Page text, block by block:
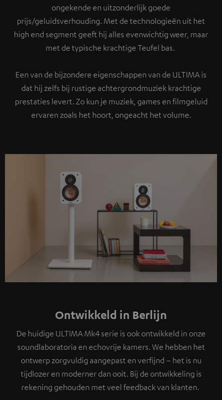
ongekende en uitzonderlijk goede
prijs/geluidsverhouding. Met de technologieën uit het
high end segment geeft hij alles evenwichtig weer, maar
met de typische krachtige Teufel bas.
Een van de bijzondere eigenschappen van de ULTIMA is
dat hij zelfs bij rustige achtergrondmuziek krachtige
prestaties levert. Zo kun je muziek, games en filmgeluid
ervaren zoals het hoort, ongeacht het volume.
Ontwikkeld in Berlijn
De huidige ULTIMA Mk4 serie is ook ontwikkeld in onze
soundlaboratoria en echovrije kamers. We hebben het
ontwerp zorgvuldig aangepast en verfijnd – het is nu
tijdlozer en moderner dan ooit. Bij de ontwikkeling is
rekening gehouden met veel feedback van klanten.